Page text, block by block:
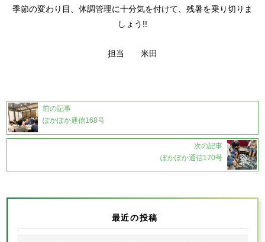
季節の変わり目、体調管理に十分気を付けて、残暑を乗り切りま
しょう!!
担当 米田
前の記事
ぽかぽか通信168号
次の記事
ぽかぽか通信170号
最近の投稿